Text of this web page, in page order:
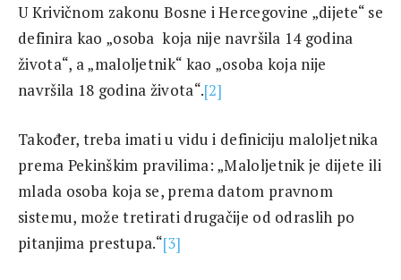
U Krivičnom zakonu Bosne i Hercegovine „dijete“ se
definira kao „osoba koja nije navršila 14 godina
života“, a „maloljetnik“ kao „osoba koja nije
navršila 18 godina života“.[2]
Također, treba imati u vidu i definiciju maloljetnika
prema Pekinškim pravilima: „Maloljetnik je dijete ili
mlada osoba koja se, prema datom pravnom
sistemu, može tretirati drugačije od odraslih po
pitanjima prestupa.“[3]